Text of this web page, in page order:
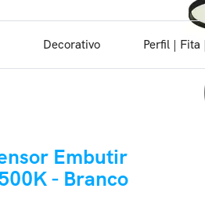
Decorativo Perfil | Fita
Embutir
- Branco